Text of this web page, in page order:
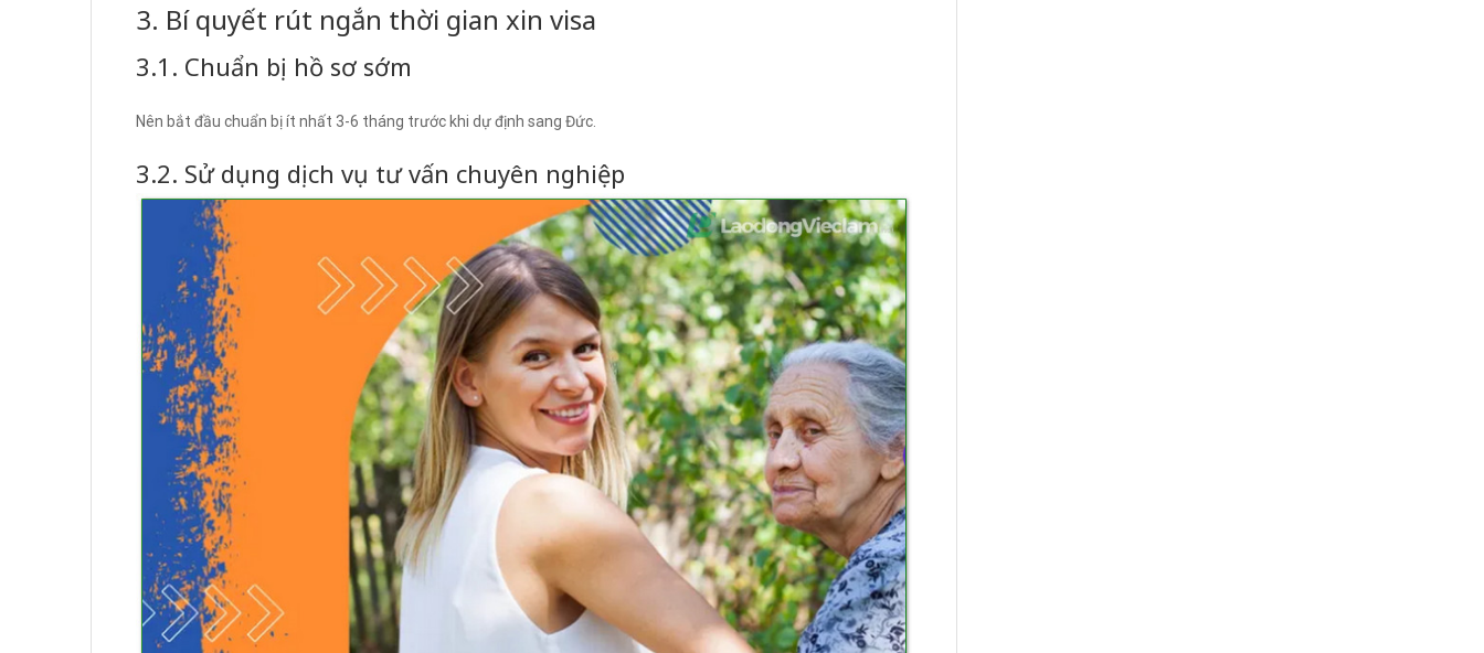
3. Bí quyết rút ngắn thời gian xin visa
3.1. Chuẩn bị hồ sơ sớm
Nên bắt đầu chuẩn bị ít nhất 3-6 tháng trước khi dự định sang Đức.
3.2. Sử dụng dịch vụ tư vấn chuyên nghiệp